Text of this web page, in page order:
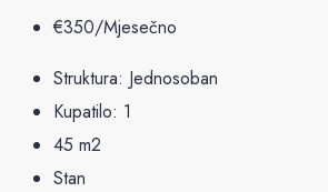
€‎350/Mjesečno
Struktura: Jednosoban
Kupatilo: 1
45 m2
Stan